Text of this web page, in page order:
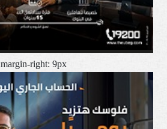
margin-right: 9px;